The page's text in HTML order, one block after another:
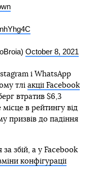
October 8, 2021
і WhatsApp
тлі акції Facebook
втратив $6,3
в рейтингу від
призвів до падіння
збій, а у Facebook
конфігурації